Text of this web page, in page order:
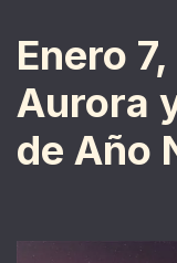
Enero
Aurora
de Año